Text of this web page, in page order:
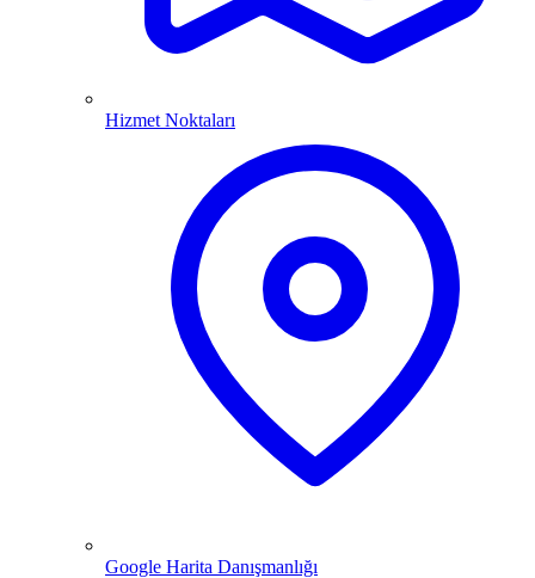
Hizmet Noktaları
Google Harita Danışmanlığı